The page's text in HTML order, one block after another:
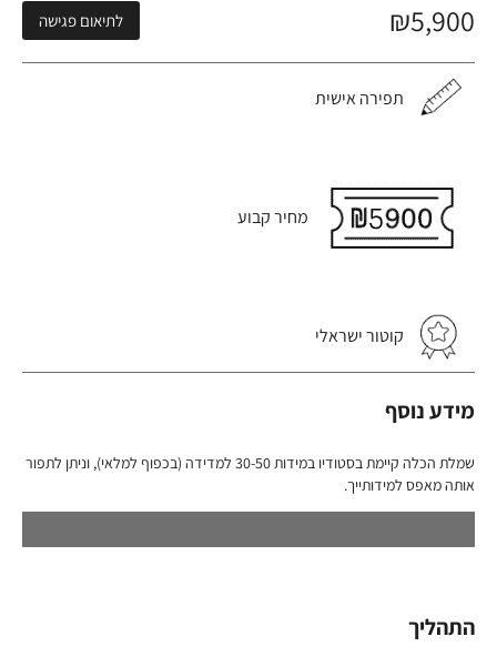
₪5,900 לתיאום פגישה
תפירה אישית
מחיר קבוע
קוטור ישראלי
מידע נוסף
שמלת הכלה קיימת בסטודיו במידות 30-50 למדידה (בכפוף למלאי), וניתן לתפור
אותה מאפס למידותייך.
התהליך